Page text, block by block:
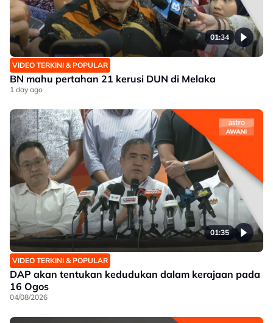
01:34
VIDEO TERKINI & POPULAR
BN mahu pertahan 21 kerusi DUN di Melaka
1 day ago
01:35
VIDEO TERKINI & POPULAR
DAP akan tentukan kedudukan dalam kerajaan pada
16 Ogos
04/08/2026